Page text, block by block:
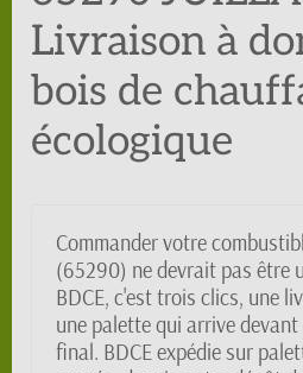
Livraison à
bois de
écologique
Commander votre
(65290) ne devrait pas être
BDCE, c'est trois clics, une
une palette qui arrive
final. BDCE expédie sur